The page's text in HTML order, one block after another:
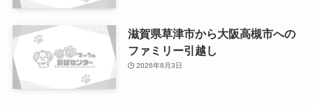
滋賀県草津市から大阪高槻市への
ファミリー引越し
2026年8月3日